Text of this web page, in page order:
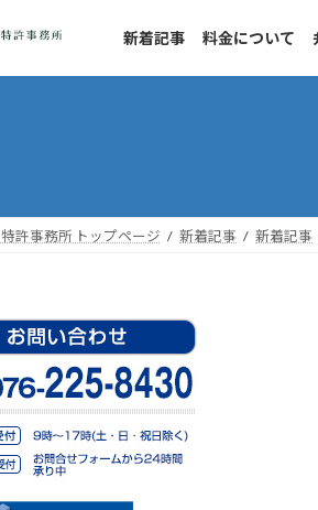
新着記事 料金について
許事務所 トップページ 新着記事 新着記事